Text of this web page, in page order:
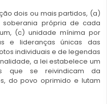
dois ou mais partidos, (a)
própria de cada
(c) unidade mínima por
e lideranças únicas das
individuais e de legendas
a lei estabelece um
que se reivindicam da
do povo oprimido e lutam